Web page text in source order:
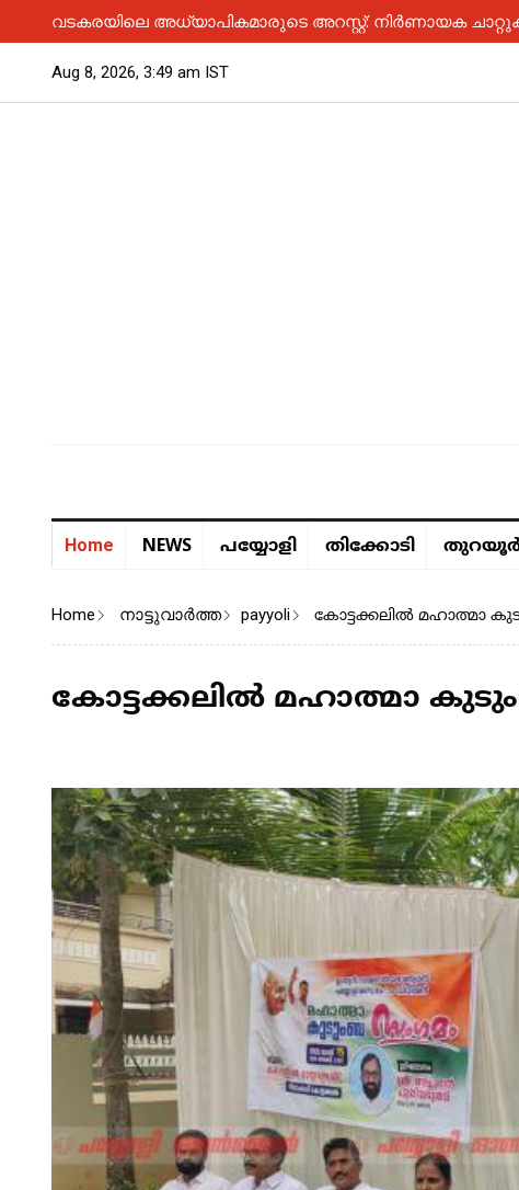
വടകരയിലെ അധ്യാപികമാരുടെ അറസ്റ്റ്: നിർണായക
Aug 8, 2026, 3:49 am IST
Home NEWS പയ്യോളി തിക്കോടി
Home നാട്ടുവാര്‍ത്ത payyoli കോട്ടക്കലിൽ മഹാത്മാ
കോട്ടക്കലിൽ മഹാത്മാ